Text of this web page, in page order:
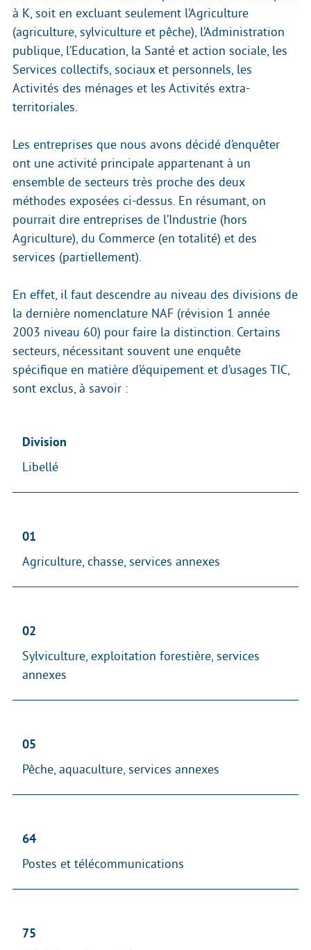
à K, soit en excluant seulement l’Agriculture
(agriculture, sylviculture et pêche), l’Administration
publique, l’Education, la Santé et action sociale, les
Services collectifs, sociaux et personnels, les
Activités des ménages et les Activités extra-
territoriales.
Les entreprises que nous avons décidé d’enquêter
ont une activité principale appartenant à un
ensemble de secteurs très proche des deux
méthodes exposées ci-dessus. En résumant, on
pourrait dire entreprises de l’Industrie (hors
Agriculture), du Commerce (en totalité) et des
services (partiellement).
En effet, il faut descendre au niveau des divisions de
la dernière nomenclature NAF (révision 1 année
2003 niveau 60) pour faire la distinction. Certains
secteurs, nécessitant souvent une enquête
spécifique en matière d’équipement et d’usages TIC,
sont exclus, à savoir :
Division
Libellé
01
Agriculture, chasse, services annexes
02
Sylviculture, exploitation forestière, services
annexes
05
Pêche, aquaculture, services annexes
64
Postes et télécommunications
75